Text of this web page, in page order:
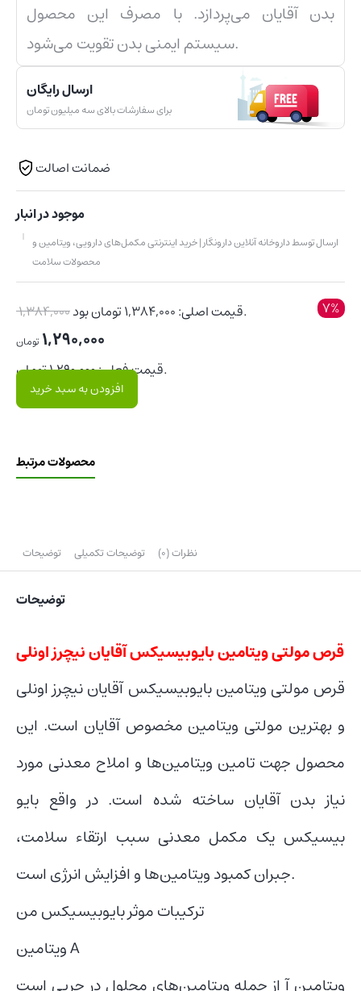
بدن آقایان می‌پردازد. با مصرف این محصول
سیستم ایمنی بدن تقویت می‌شود.
ارسال رایگان
برای سفارشات بالای سه میلیون تومان
ضمانت اصالت
موجود در انبار
ارسال توسط داروخانه آنلاین دارونگار | خرید اینترنتی مکمل‌های دارویی، ویتامین و
محصولات سلامت
7%
1,384,000 قیمت اصلی: 1,384,000 تومان بود.
1,290,000 تومان
قیمت فعلی: 1,290,000 تومان.
افزودن به سبد خرید
محصولات مرتبط
توضیحات توضیحات تکمیلی نظرات (0)
توضیحات
قرص مولتی ویتامین بایوبیسیکس آقایان نیچرز اونلی
قرص مولتی ویتامین بایوبیسیکس آقایان نیچرز اونلی
و بهترین مولتی ویتامین مخصوص آقایان است. این
محصول جهت تامین ویتامین‌ها و املاح معدنی مورد
نیاز بدن آقایان ساخته شده است. در واقع بایو
بیسیکس یک مکمل معدنی سبب ارتقاء سلامت،
جبران کمبود ویتامین‌ها و افزایش انرژی است.
ترکیبات موثر بایوبیسیکس من
ویتامین A
ویتامین آ از جمله ویتامین‌های محلول در چربی است